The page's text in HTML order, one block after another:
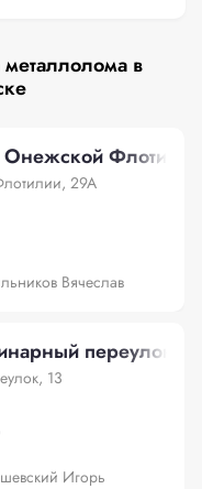
в
Онежской
29А
Вячеслав
переулок,
13
Игорь